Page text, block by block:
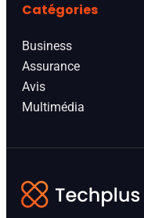
Catégories
Business
Assurance
Avis
Multimédia